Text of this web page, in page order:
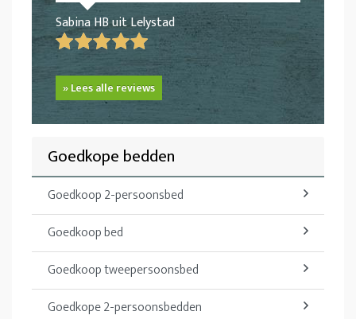
Sabina HB uit Lelystad
» Lees alle reviews
Goedkope bedden
Goedkoop 2-persoonsbed
Goedkoop bed
Goedkoop tweepersoonsbed
Goedkope 2-persoonsbedden